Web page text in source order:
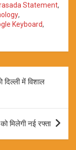
Statement,
,
Keyboard,
में विशाल
मिलेगी नई रफ्ता